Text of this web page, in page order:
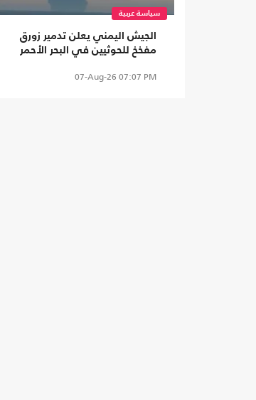
سياسة عربية
الجيش اليمني يعلن تدمير زورق
مفخخ للحوثيين في البحر الأحمر
07-Aug-26 07:07 PM